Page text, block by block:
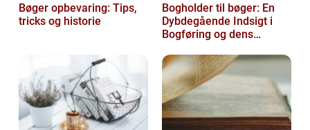
Bøger opbevaring: Tips,
tricks og historie
Bogholder til bøger: En
Dybdegående Indsigt i
Bogføring og dens